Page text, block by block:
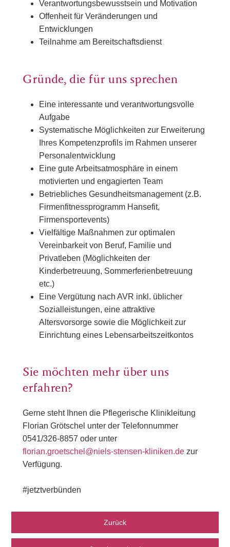
Verantwortungsbewusstsein und Motivation
Offenheit für Veränderungen und
Entwicklungen
Teilnahme am Bereitschaftsdienst
Gründe, die für uns sprechen
Eine interessante und verantwortungsvolle
Aufgabe
Systematische Möglichkeiten zur Erweiterung
Ihres Kompetenzprofils im Rahmen unserer
Personalentwicklung
Eine gute Arbeitsatmosphäre in einem
motivierten und engagierten Team
Betriebliches Gesundheitsmanagement (z.B.
Firmenfitnessprogramm Hansefit,
Firmensportevents)
Vielfältige Maßnahmen zur optimalen
Vereinbarkeit von Beruf, Familie und
Privatleben (Möglichkeiten der
Kinderbetreuung, Sommerferienbetreuung
etc.)
Eine Vergütung nach AVR inkl. üblicher
Sozialleistungen, eine attraktive
Altersvorsorge sowie die Möglichkeit zur
Einrichtung eines Lebensarbeitszeitkontos
Sie möchten mehr über uns
erfahren?
Gerne steht Ihnen die Pflegerische Klinikleitung
Florian Grötschel unter der Telefonnummer
0541/326-8857 oder unter
florian.groetschel@niels-stensen-kliniken.de zur
Verfügung.
#jetztverbünden
Zurück